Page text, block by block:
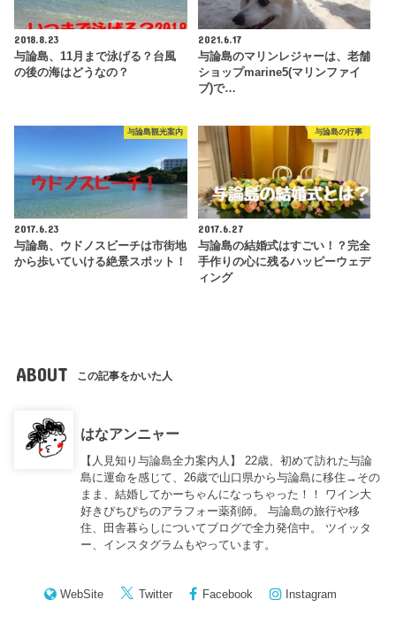
2018.8.23
与論島、11月まで泳げる？台風
の後の海はどうなの？
2021.6.17
与論島のマリンレジャーは、老舗
ショップmarine5(マリンファイ
ブ)で…
与論島観光案内
2017.6.23
与論島、ウドノスビーチは市街地
から歩いていける絶景スポット！
与論島の行事
2017.6.27
与論島の結婚式はすごい！？完全
手作りの心に残るハッピーウェデ
ィング
ABOUT この記事をかいた人
はなアンニャー
【人見知り与論島全力案内人】 22歳、初めて訪れた与論
島に運命を感じて、26歳で山口県から与論島に移住→その
まま、結婚してかーちゃんになっちゃった！！ ワイン大
好きぴちぴちのアラフォー薬剤師。 与論島の旅行や移
住、田舎暮らしについてブログで全力発信中。 ツイッタ
ー、インスタグラムもやっています。
WebSite Twitter Facebook Instagram